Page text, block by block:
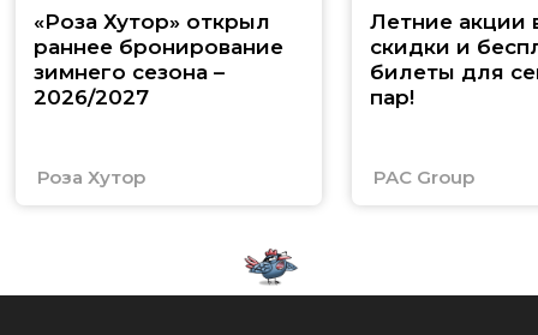
«Роза Хутор» открыл
раннее бронирование
зимнего сезона –
2026/2027
Роза Хутор
Летние акции
скидки и
билеты для
пар!
PAC Group